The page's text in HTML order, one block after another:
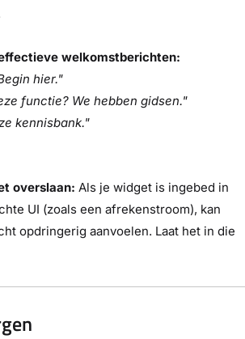
welkomstberichten:
hier."
functie? We hebben gidsen."
kennisbank."
overslaan: Als je widget is ingebed in
UI (zoals een afrekenstroom), kan
opdringerig aanvoelen. Laat het in die